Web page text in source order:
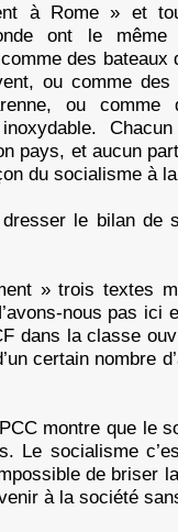
à Rome » et
ont le
des bateaux
ou comme
ou comme
pays, et aucun
du socialisme à
le bilan de
» trois textes
nous pas ici
dans la classe
certain nombre
montre que le
Le socialisme
de briser
à la société